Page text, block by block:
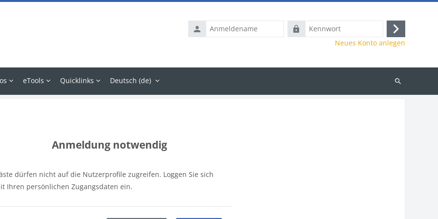
Anmeldename
Kennwort
Anmelden
Neues Konto anlegen
eTools Quicklinks Deutsch ‎(de)‎
Kurse
Anmeldung notwendig
dürfen nicht auf die Nutzerprofile zugreifen. Loggen Sie sich
Ihren persönlichen Zugangsdaten ein.